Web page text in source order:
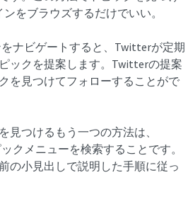
をブラウズするだけでいい。
ナビゲートすると、Twitterが定期
ックを提案します。Twitterの提案
を見つけてフォローすることがで
見つけるもう一つの方法は、
クメニューを検索することです。
の小見出しで説明した手順に従っ